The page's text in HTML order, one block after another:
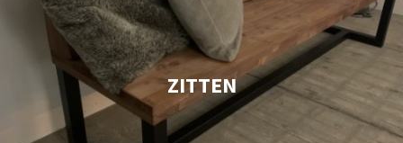
ZITTEN